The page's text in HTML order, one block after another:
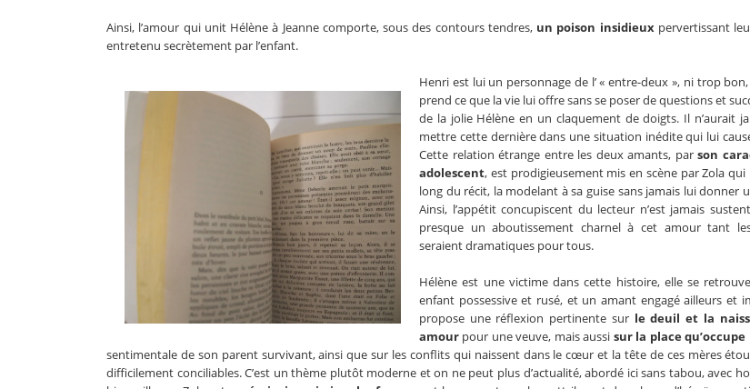
Ainsi, l’amour qui unit Hélène à Jeanne comporte, sous des contours tendres, un poison insidieux pervertissant
entretenu secrètement par l’enfant.
Henri est lui un personnage de l’ « entre-deux », ni trop
prend ce que la vie lui offre sans se poser de questions et
de la jolie Hélène en un claquement de doigts. Il n’aurait
mettre cette dernière dans une situation inédite qui lui
Cette relation étrange entre les deux amants, parson
adolescent, est prodigieusement mis en scène par Zola
long du récit, la modelant à sa guise sans jamais lui donner
Ainsi, l’appétit concupiscent du lecteur n’est jamais
presque un aboutissement charnel à cet amour tant
seraient dramatiques pour tous.
Hélène est une victime dans cette histoire, elle se
enfant possessive et rusé, et un amant engagé ailleurs et
propose une réflexion pertinente sur le deuil et la
amour pour une veuve, mais aussi sur la place
sentimentale de son parent survivant, ainsi que sur les conflits qui naissent dans le cœur et la tête de ces mères
difficilement conciliables. C’est un thème plutôt moderne et on ne peut plus d’actualité, abordé ici sans tabou, avec